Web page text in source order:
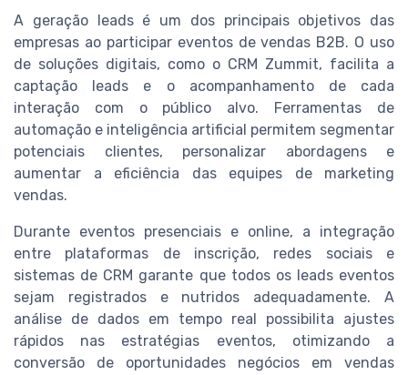
A geração leads é um dos principais objetivos das
empresas ao participar eventos de vendas B2B. O uso
de soluções digitais, como o CRM Zummit, facilita a
captação leads e o acompanhamento de cada
interação com o público alvo. Ferramentas de
automação e inteligência artificial permitem segmentar
potenciais clientes, personalizar abordagens e
aumentar a eficiência das equipes de marketing
vendas.
Durante eventos presenciais e online, a integração
entre plataformas de inscrição, redes sociais e
sistemas de CRM garante que todos os leads eventos
sejam registrados e nutridos adequadamente. A
análise de dados em tempo real possibilita ajustes
rápidos nas estratégias eventos, otimizando a
conversão de oportunidades negócios em vendas